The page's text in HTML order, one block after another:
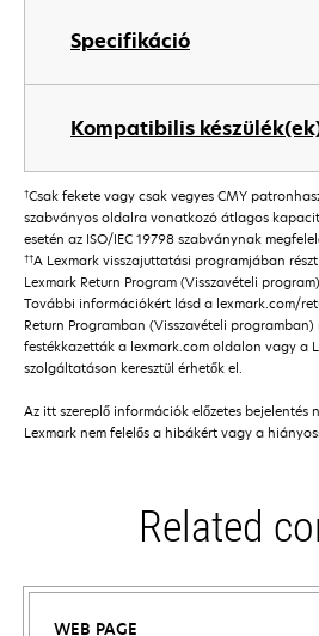
Specifikáció
Kompatibilis
†Csak fekete vagy csak vegyes CMY
szabványos oldalra vonatkozó átlagos
esetén az ISO/IEC 19798 szabványnak
††A Lexmark visszajuttatási programjában
Lexmark Return Program (Visszavételi
További információkért lásd a lexmark.com/
Return Programban (Visszavételi
festékkazetták a lexmark.com oldalon vagy a
szolgáltatáson keresztül érhetők el.
Az itt szereplő információk előzetes bejelentés
Lexmark nem felelős a hibákért vagy a
Related
WEB PAGE